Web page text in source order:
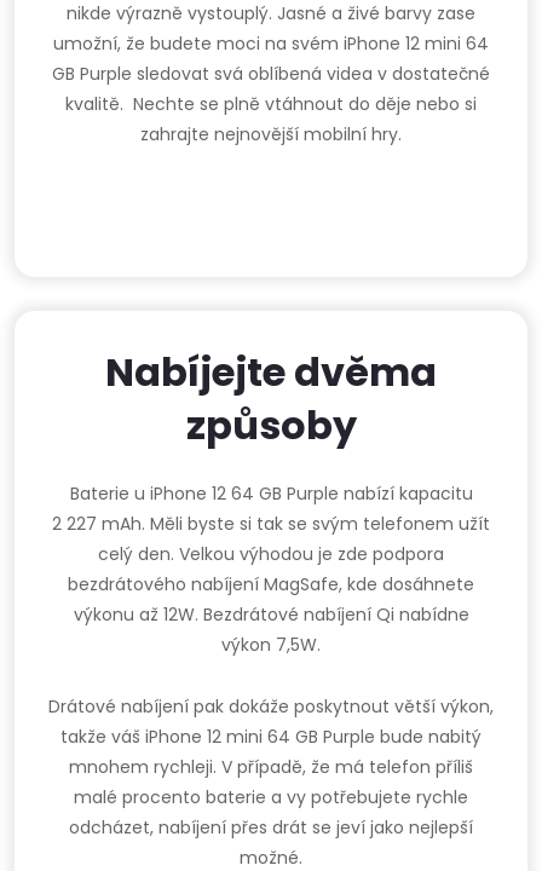
nikde výrazně vystouplý. Jasné a živé barvy zase
umožní, že budete moci na svém iPhone 12 mini 64
GB Purple sledovat svá oblíbená videa v dostatečné
kvalitě. Nechte se plně vtáhnout do děje nebo si
zahrajte nejnovější mobilní hry.
Nabíjejte dvěma
způsoby
Baterie u iPhone 12 64 GB Purple nabízí kapacitu
2 227 mAh. Měli byste si tak se svým telefonem užít
celý den. Velkou výhodou je zde podpora
bezdrátového nabíjení MagSafe, kde dosáhnete
výkonu až 12W. Bezdrátové nabíjení Qi nabídne
výkon 7,5W.
Drátové nabíjení pak dokáže poskytnout větší výkon,
takže váš iPhone 12 mini 64 GB Purple bude nabitý
mnohem rychleji. V případě, že má telefon příliš
malé procento baterie a vy potřebujete rychle
odcházet, nabíjení přes drát se jeví jako nejlepší
možné.